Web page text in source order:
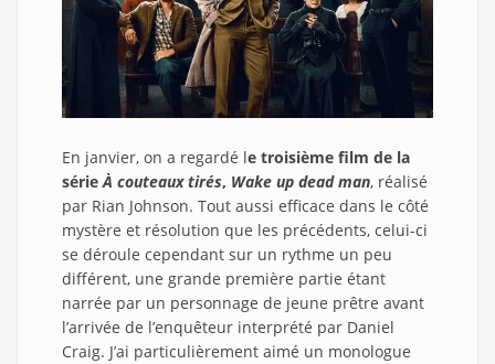
En janvier, on a regardé le troisième film de la
sérieÀ couteaux tirés, Wake up dead man, réalisé
par Rian Johnson. Tout aussi efficace dans le côté
mystère et résolution que les précédents, celui-ci
se déroule cependant sur un rythme un peu
différent, une grande première partie étant
narrée par un personnage de jeune prêtre avant
l’arrivée de l’enquêteur interprété par Daniel
Craig. J’ai particulièrement aimé un monologue